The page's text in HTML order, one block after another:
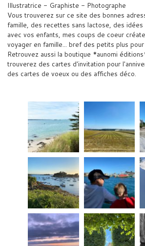
Illustratrice - Graphiste - Photographe
Vous trouverez sur ce site des bonnes
famille, des recettes sans lactose, des
avec vos enfants, mes coups de coeur
voyager en famille... bref des petits plus
Retrouvez aussi la boutique *aunomi
trouverez des cartes d'invitation pour
des cartes de voeux ou des affiches déco.